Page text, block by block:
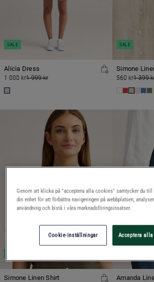
Alicia Dress
1 000 kr1 999 kr
SALE
Simone
560 kr1 399
SALE
Simone Linen Shirt Amanda
Genom att klicka på "acceptera alla cookies" samtycker du
din enhet för att förbättra navigeringen på webbplatsen,
användning och bistå i våra marknadsföringsinsatser.
Cookie-inställningar Acceptera